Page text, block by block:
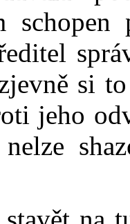
si
jeho
nelze